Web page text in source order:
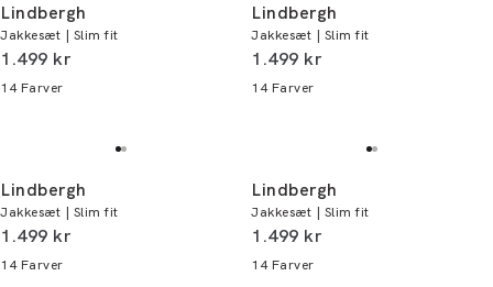
Lindbergh
Jakkesæt | Slim fit
I alt (inkl. rabat)
1.499 kr
14 Farver
Lindbergh
Jakkesæt | Slim fit
I alt (inkl. rabat)
1.499 kr
14 Farver
Lindbergh
Jakkesæt | Slim fit
I alt (inkl. rabat)
1.499 kr
14 Farver
Lindbergh
Jakkesæt | Slim fit
I alt (inkl. rabat)
1.499 kr
14 Farver